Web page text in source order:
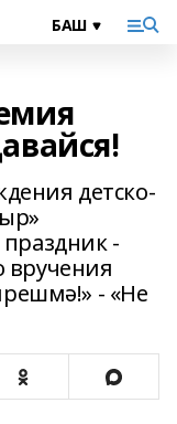
детско-
-
- «Не